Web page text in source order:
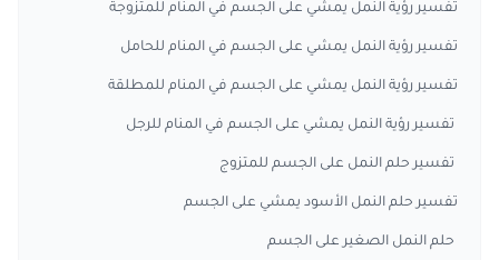
تفسير رؤية النمل يمشي على الجسم في المنام للمتزوجة
تفسير رؤية النمل يمشي على الجسم في المنام للحامل
تفسير رؤية النمل يمشي على الجسم في المنام للمطلقة
تفسير رؤية النمل يمشي على الجسم في المنام للرجل
تفسير حلم النمل على الجسم للمتزوج
تفسير حلم النمل الأسود يمشي على الجسم
حلم النمل الصغير على الجسم